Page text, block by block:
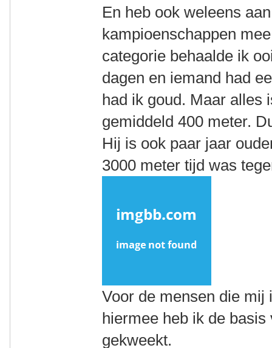
En heb ook weleens
kampioenschappen
categorie behaalde ik
dagen en iemand had
had ik goud. Maar alles
gemiddeld 400 meter.
Hij is ook paar jaar
3000 meter tijd was
Voor de mensen die mij
hiermee heb ik de
gekweekt.